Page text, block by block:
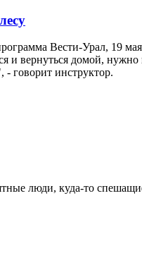
Вести-Урал, 19
и вернуться домой,
- говорит инструктор.
люди, куда-то спешащие